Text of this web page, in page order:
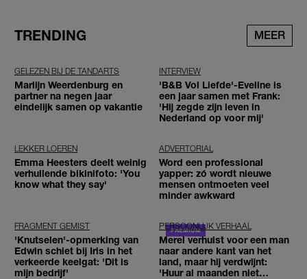
TRENDING MEER
GELEZEN BIJ DE TANDARTS
Marlijn Weerdenburg en
partner na negen jaar
eindelijk samen op vakantie
INTERVIEW
'B&B Vol Liefde'-Eveline is
een jaar samen met Frank:
'Hij zegde zijn leven in
Nederland op voor mij'
LEKKER LOEREN
Emma Heesters deelt weinig
verhullende bikinifoto: 'You
know what they say'
ADVERTORIAL
Word een professional
yapper: zó wordt nieuwe
mensen ontmoeten veel
minder awkward
FRAGMENT GEMIST
'Knutselen'-opmerking van
Edwin schiet bij Iris in het
verkeerde keelgat: 'Dit is
mijn bedrijf'
PERSOONLIJK VERHAAL
Merel verhuist voor een man
naar andere kant van het
land, maar hij verdwijnt:
'Huur al maanden niet